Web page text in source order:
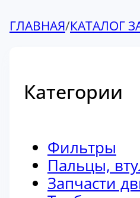
ГЛАВНАЯ/КАТАЛОГ
Категории
Фильтры
Пальцы,
Запчасти